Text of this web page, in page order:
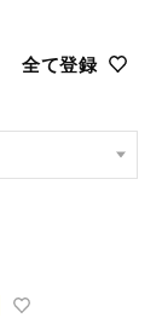
全て登録